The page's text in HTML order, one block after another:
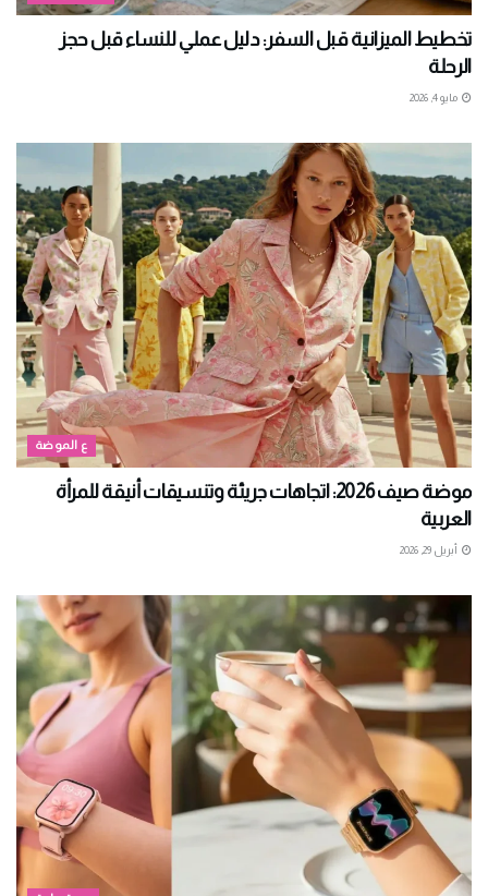
تخطيط الميزانية قبل السفر: دليل عملي للنساء قبل حجز
الرحلة
مايو 4, 2026
ع الموضة
موضة صيف 2026: اتجاهات جريئة وتنسيقات أنيقة للمرأة
العربية
أبريل 29, 2026